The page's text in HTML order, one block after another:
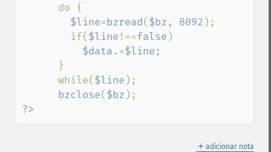
$line=bzread($bz , 8092 );
        if(
$line !==false )
$data.=$line;
      while(
$line );
bzclose($bz
?>
＋ adicionar nota